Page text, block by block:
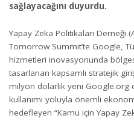
sağlayacağını duyurdu.
Yapay Zeka Politikaları Derneği
Tomorrow Summit’te Google,
hizmetleri inovasyonunda
tasarlanan kapsamlı stratejik
milyon dolarlık yeni Google.org
kullanımı yoluyla önemli
hedefleyen “Kamu için Yapay